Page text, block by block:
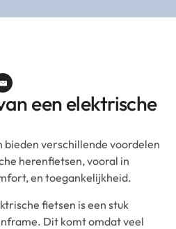
een elektrische
bieden verschillende voordelen
herenfietsen, vooral in
en toegankelijkheid.
fietsen is een stuk
Dit komt omdat veel